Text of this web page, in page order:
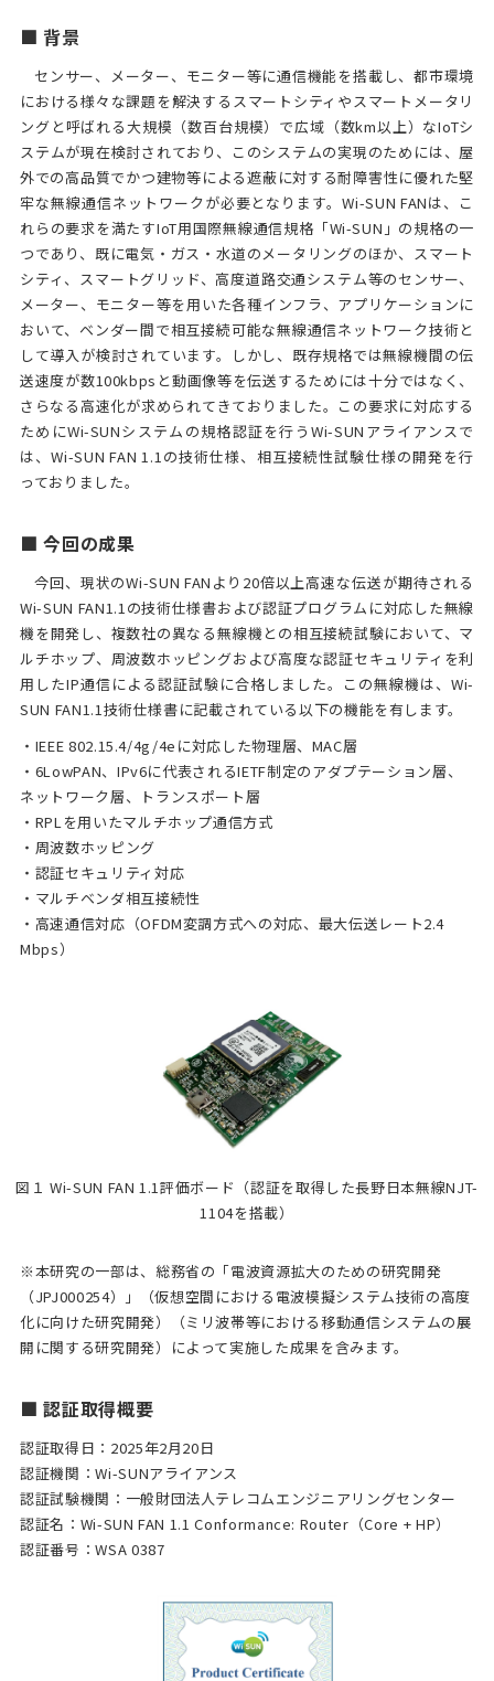
■ 背景
センサー、メーター、モニター等に通信機能を搭載し、都市環境
における様々な課題を解決するスマートシティやスマートメータリ
ングと呼ばれる大規模（数百台規模）で広域（数km以上）なIoTシ
ステムが現在検討されており、このシステムの実現のためには、屋
外での高品質でかつ建物等による遮蔽に対する耐障害性に優れた堅
牢な無線通信ネットワークが必要となります。Wi-SUN FANは、こ
れらの要求を満たすIoT用国際無線通信規格「Wi-SUN」の規格の一
つであり、既に電気・ガス・水道のメータリングのほか、スマート
シティ、スマートグリッド、高度道路交通システム等のセンサー、
メーター、モニター等を用いた各種インフラ、アプリケーションに
おいて、ベンダー間で相互接続可能な無線通信ネットワーク技術と
して導入が検討されています。しかし、既存規格では無線機間の伝
送速度が数100kbpsと動画像等を伝送するためには十分ではなく、
さらなる高速化が求められてきておりました。この要求に対応する
ためにWi-SUNシステムの規格認証を行うWi-SUNアライアンスで
は、Wi-SUN FAN 1.1の技術仕様、相互接続性試験仕様の開発を行
っておりました。
■ 今回の成果
今回、現状のWi-SUN FANより20倍以上高速な伝送が期待される
Wi-SUN FAN1.1の技術仕様書および認証プログラムに対応した無線
機を開発し、複数社の異なる無線機との相互接続試験において、マ
ルチホップ、周波数ホッピングおよび高度な認証セキュリティを利
用したIP通信による認証試験に合格しました。この無線機は、Wi-
SUN FAN1.1技術仕様書に記載されている以下の機能を有します。
・IEEE 802.15.4/4g/4eに対応した物理層、MAC層
・6LowPAN、IPv6に代表されるIETF制定のアダプテーション層、
ネットワーク層、トランスポート層
・RPLを用いたマルチホップ通信方式
・周波数ホッピング
・認証セキュリティ対応
・マルチベンダ相互接続性
・高速通信対応（OFDM変調方式への対応、最大伝送レート2.4
Mbps）
図１ Wi-SUN FAN 1.1評価ボード（認証を取得した長野日本無線NJT-
1104を搭載）
※本研究の一部は、総務省の「電波資源拡大のための研究開発
（JPJ000254）」（仮想空間における電波模擬システム技術の高度
化に向けた研究開発）（ミリ波帯等における移動通信システムの展
開に関する研究開発）によって実施した成果を含みます。
■ 認証取得概要
認証取得日：2025年2月20日
認証機関：Wi-SUNアライアンス
認証試験機関：一般財団法人テレコムエンジニアリングセンター
認証名：Wi-SUN FAN 1.1 Conformance: Router（Core + HP）
認証番号：WSA 0387